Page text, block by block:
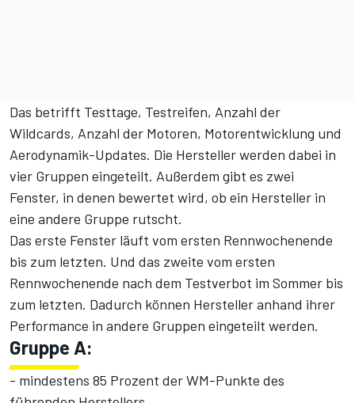
Das betrifft Testtage, Testreifen, Anzahl der
Wildcards, Anzahl der Motoren, Motorentwicklung und
Aerodynamik-Updates. Die Hersteller werden dabei in
vier Gruppen eingeteilt. Außerdem gibt es zwei
Fenster, in denen bewertet wird, ob ein Hersteller in
eine andere Gruppe rutscht.
Das erste Fenster läuft vom ersten Rennwochenende
bis zum letzten. Und das zweite vom ersten
Rennwochenende nach dem Testverbot im Sommer bis
zum letzten. Dadurch können Hersteller anhand ihrer
Performance in andere Gruppen eingeteilt werden.
Gruppe A:
- mindestens 85 Prozent der WM-Punkte des